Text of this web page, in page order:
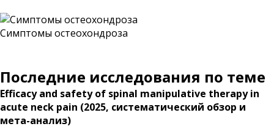
Симптомы остеохондроза
Последние исследования по теме
Efficacy and safety of spinal manipulative therapy in
acute neck pain (2025, систематический обзор и
мета-анализ)